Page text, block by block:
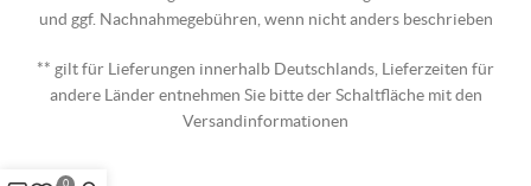
und ggf. Nachnahmegebühren, wenn nicht anders beschrieben
** gilt für Lieferungen innerhalb Deutschlands, Lieferzeiten für
andere Länder entnehmen Sie bitte der Schaltfläche mit den
Versandinformationen
0